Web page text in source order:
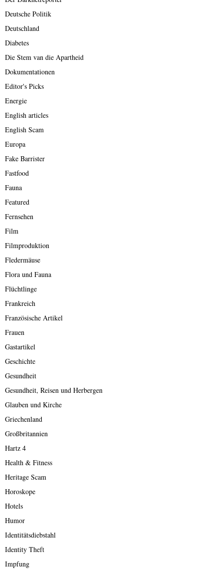
Deutsche Politik
Deutschland
Diabetes
Die Stem van die Apartheid
Dokumentationen
Editor's Picks
Energie
English articles
English Scam
Europa
Fake Barrister
Fastfood
Fauna
Featured
Fernsehen
Film
Filmproduktion
Fledermäuse
Flora und Fauna
Flüchtlinge
Frankreich
Französische Artikel
Frauen
Gastartikel
Geschichte
Gesundheit
Gesundheit, Reisen und Herbergen
Glauben und Kirche
Griechenland
Großbritannien
Hartz 4
Health & Fitness
Heritage Scam
Horoskope
Hotels
Humor
Identitätsdiebstahl
Identity Theft
Impfung